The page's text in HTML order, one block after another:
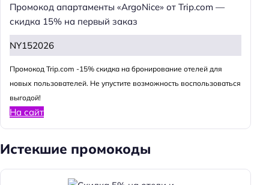
Промокод апартаменты «ArgoNice» от Trip.com —
скидка 15% на первый заказ
NY152026
Промокод Trip.com -15% скидка на бронирование отелей для
новых пользователей. Не упустите возможность воспользоваться
выгодой!
На сайт
Истекшие промокоды